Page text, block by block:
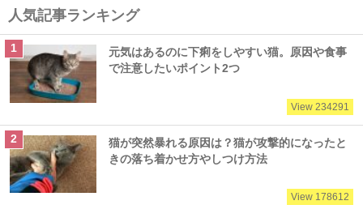
人気記事ランキング
元気はあるのに下痢をしやすい猫。原因や食事
で注意したいポイント2つ
View 234291
猫が突然暴れる原因は？猫が攻撃的になったと
きの落ち着かせ方やしつけ方法
View 178612